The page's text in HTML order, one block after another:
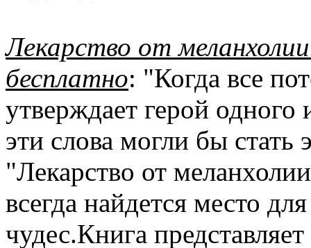
Лекарство от
бесплатно: "Когда все
утверждает герой одного
эти слова могли бы
"Лекарство от
всегда найдется место
чудес.Книга